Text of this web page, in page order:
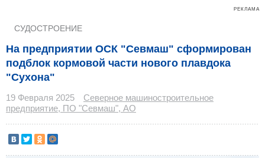
РЕКЛАМА
СУДОСТРОЕНИЕ
На предприятии ОСК "Севмаш" сформирован
подблок кормовой части нового плавдока
"Сухона"
19 Февраля 2025
Северное машиностроительное
предприятие, ПО "Севмаш", АО